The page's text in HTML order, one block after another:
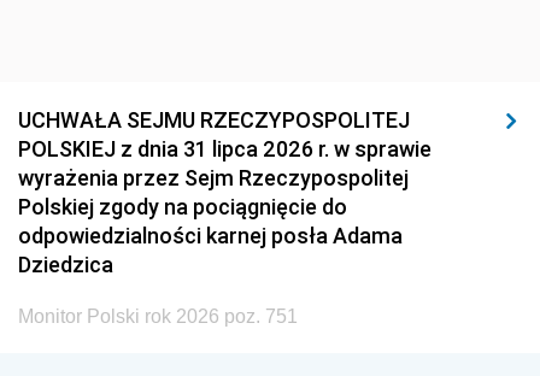
UCHWAŁA SEJMU RZECZYPOSPOLITEJ
POLSKIEJ z dnia 31 lipca 2026 r. w sprawie
wyrażenia przez Sejm Rzeczypospolitej
Polskiej zgody na pociągnięcie do
odpowiedzialności karnej posła Adama
Dziedzica
Monitor Polski rok 2026 poz. 751